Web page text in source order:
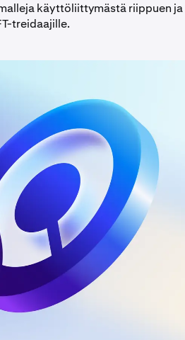
käyttöliittymästä riippuen ja
treidaajille.